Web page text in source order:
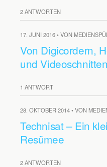
2 ANTWORTEN
17. JUNI 2016 • VON
Von Digicordern,
und Videoschnitten
1 ANTWORT
28. OKTOBER 2014 • VON
Technisat – Ein
Resümee
2 ANTWORTEN